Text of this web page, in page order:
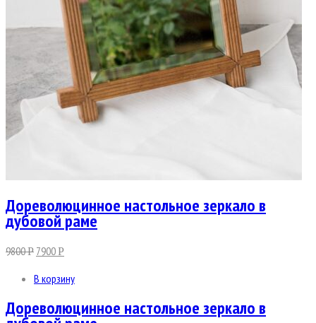
Дореволюцинное настольное зеркало в
дубовой раме
9800Р 7900Р
В корзину
Дореволюцинное настольное зеркало в